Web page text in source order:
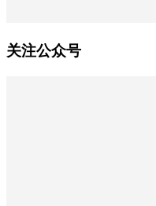
关注公众号